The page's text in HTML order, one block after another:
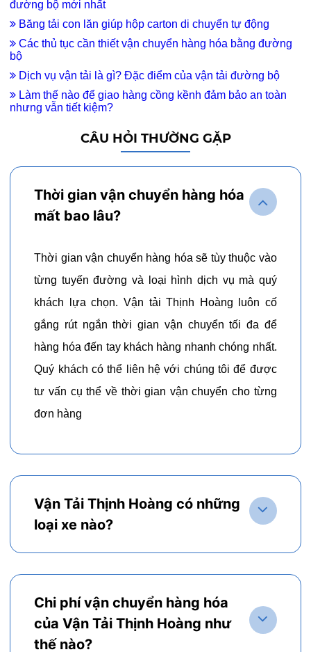
đường bộ mới nhất
Băng tải con lăn giúp hộp carton di chuyển tự động
Các thủ tục cần thiết vận chuyển hàng hóa bằng đường
bộ
Dịch vụ vận tải là gì? Đặc điểm của vận tải đường bộ
Làm thế nào để giao hàng cồng kềnh đảm bảo an toàn
nhưng vẫn tiết kiệm?
CÂU HỎI THƯỜNG GẶP
Thời gian vận chuyển hàng hóa
mất bao lâu?
Thời gian vận chuyển hàng hóa sẽ tùy thuộc vào
từng tuyến đường và loại hình dịch vụ mà quý
khách lựa chọn. Vận tải Thịnh Hoàng luôn cố
gắng rút ngắn thời gian vận chuyển tối đa để
hàng hóa đến tay khách hàng nhanh chóng nhất.
Quý khách có thể liên hệ với chúng tôi để được
tư vấn cụ thể về thời gian vận chuyển cho từng
đơn hàng
Vận Tải Thịnh Hoàng có những
loại xe nào?
Chi phí vận chuyển hàng hóa
của Vận Tải Thịnh Hoàng như
thế nào?